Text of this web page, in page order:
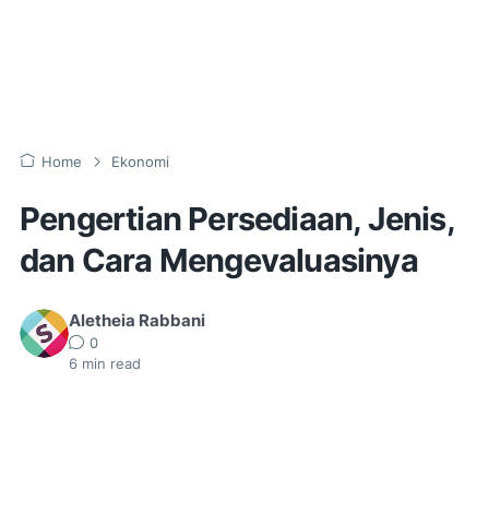
Home Ekonomi
Pengertian Persediaan, Jenis,
dan Cara Mengevaluasinya
Aletheia Rabbani
0
6 min read